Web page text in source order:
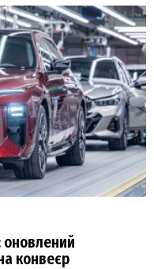
оновлений
конвеєр